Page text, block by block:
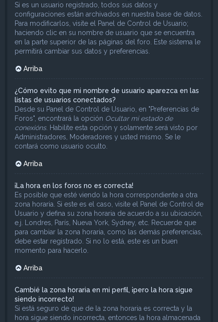
Si es un usuario registrado, todos sus datos y
configuraciones están archivados en nuestra base de datos.
Para modificarlos, visite el Panel de Control de Usuario;
haciendo clic en su nombre de usuario que se encuentra
en la parte superior de las páginas del foro. Este sistema le
permitirá cambiar sus datos y preferencias.
Arriba
¿Cómo evito que mi nombre de usuario aparezca en las
listas de usuarios conectados?
Desde su Panel de Control de Usuario, en "Preferencias de
Foros", encontrará la opción Ocultar mi estado de
conexións. Habilite esta opción y solamente será visto por
Administradores, Moderadores y usted mismo. Se le
contará como usuario oculto.
Arriba
¡La hora en los foros no es correcta!
Es posible que esté viendo la hora correspondiente a otra
zona horaria. Si este es el caso, visite el Panel de Control de
Usuario y defina su zona horaria de acuerdo a su ubicación,
e.j. Londres, París, Nueva York, Sydney, etc. Recuerde que
para cambiar la zona horaria, como las demás preferencias,
debe estar registrado. Si no lo está, este es un buen
momento para hacerlo.
Arriba
Cambié la zona horaria en mi perfil, ¡pero la hora sigue
siendo incorrecto!
Si está seguro de que de la zona horaria es correcta y la
hora sigue siendo incorrecta, entonces la hora almacenada